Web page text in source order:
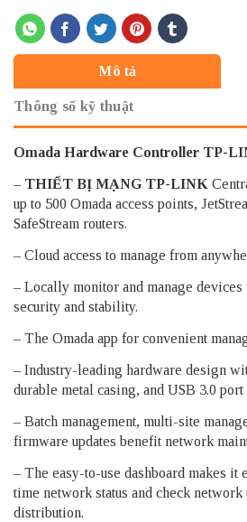
Mô tả
Thông số kỹ thuật
Omada Hardware Controller TP-
– THIẾT BỊ MẠNG TP-LINK
up to 500 Omada access points,
SafeStream routers.
– Cloud access to manage from
– Locally monitor and manage
security and stability.
– The Omada app for convenient
– Industry-leading hardware design
durable metal casing, and USB 3.0 port
– Batch management, multi-site
firmware updates benefit network
– The easy-to-use dashboard makes it
time network status and check network
distribution.